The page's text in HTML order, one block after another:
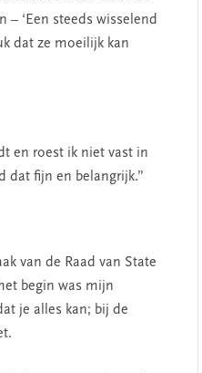
‘Een steeds wisselend
dat ze moeilijk kan
en roest ik niet vast in
dat fijn en belangrijk.”
van de Raad van State
begin was mijn
je alles kan; bij de